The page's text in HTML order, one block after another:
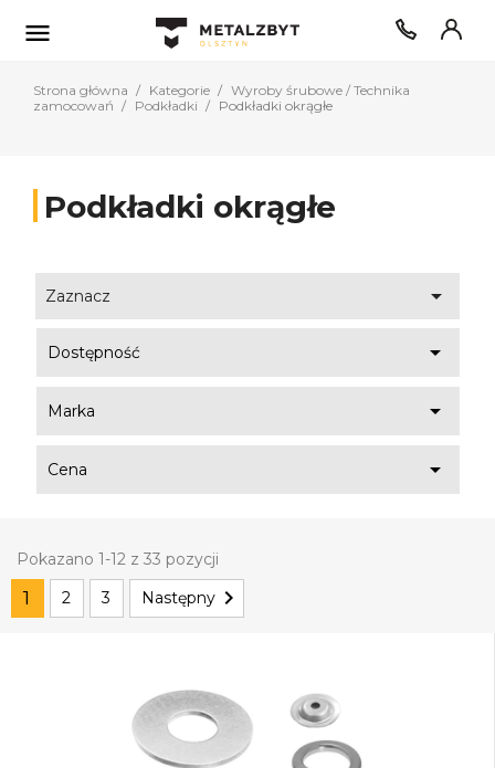

Strona główna Kategorie
Wyroby śrubowe / Technika
zamocowań
Podkładki Podkładki okrągłe
Podkładki okrągłe
Zaznacz 
Dostępność 
Marka 
Cena 
Pokazano 1-12 z 33 pozycji
1 2 3 Następny 